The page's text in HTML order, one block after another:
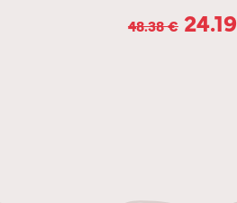
48.38€ 24.19